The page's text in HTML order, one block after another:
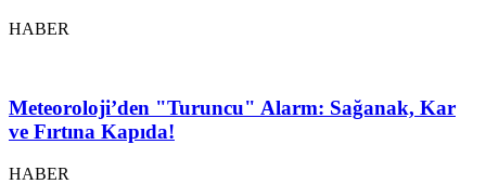
HABER
Meteoroloji’den "Turuncu" Alarm: Sağanak, Kar
ve Fırtına Kapıda!
HABER